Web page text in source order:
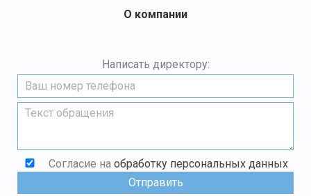
О компании
Написать директору:
Согласие на обработку персональных данных